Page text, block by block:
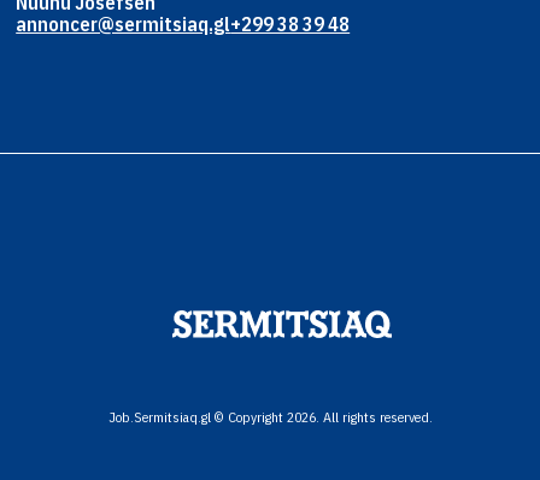
annoncer@sermitsiaq.gl+299 38 39 48
Job.Sermitsiaq.gl © Copyright 2026. All rights reserved.